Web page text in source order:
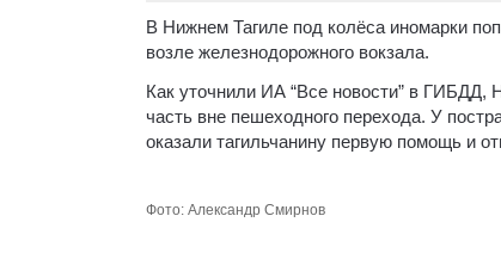
В Нижнем Тагиле под колёса иномарки
возле железнодорожного вокзала.
Как уточнили ИА “Все новости” в ГИБДД,
часть вне пешеходного перехода. У
оказали тагильчанину первую помощь и
Фото: Александр Смирнов